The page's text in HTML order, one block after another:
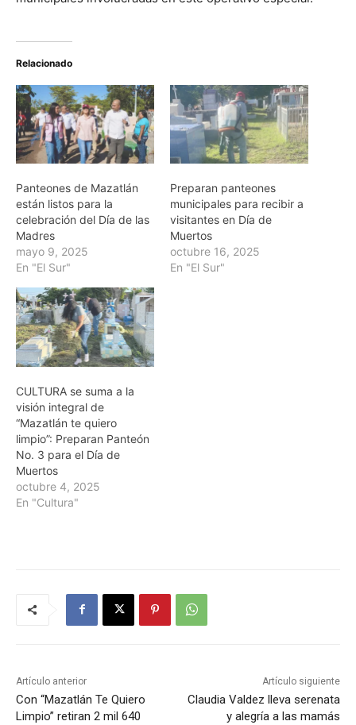
Relacionado
Panteones de Mazatlán
están listos para la
celebración del Día de las
Madres
mayo 9, 2025
En "El Sur"
Preparan panteones
municipales para recibir a
visitantes en Día de
Muertos
octubre 16, 2025
En "El Sur"
CULTURA se suma a la
visión integral de
“Mazatlán te quiero
limpio”: Preparan Panteón
No. 3 para el Día de
Muertos
octubre 4, 2025
En "Cultura"
Artículo anterior
Con “Mazatlán Te Quiero
Limpio” retiran 2 mil 640
Artículo siguiente
Claudia Valdez lleva serenata
y alegría a las mamás